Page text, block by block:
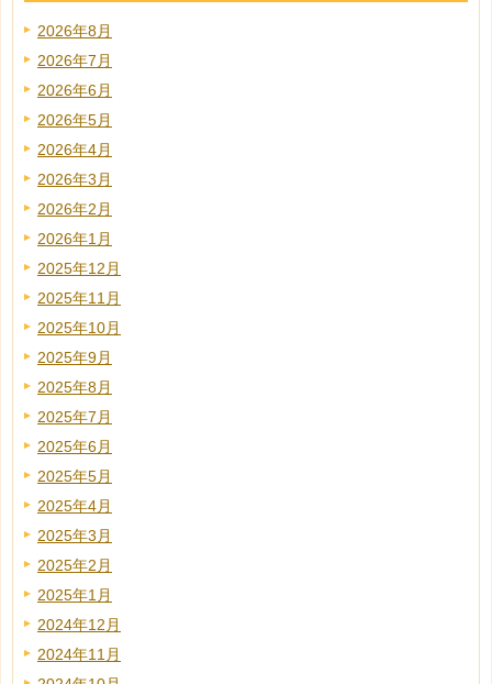
2026年8月
2026年7月
2026年6月
2026年5月
2026年4月
2026年3月
2026年2月
2026年1月
2025年12月
2025年11月
2025年10月
2025年9月
2025年8月
2025年7月
2025年6月
2025年5月
2025年4月
2025年3月
2025年2月
2025年1月
2024年12月
2024年11月